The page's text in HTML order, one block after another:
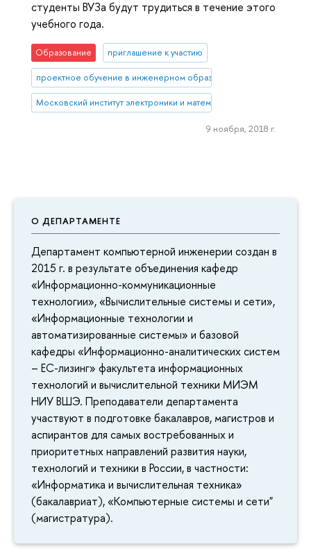
О ДЕПАРТАМЕНТЕ
Департамент компьютерной инженерии создан в
2015 г. в результате объединения кафедр
«Информационно-коммуникационные
технологии», «Вычислительные системы и сети»,
«Информационные технологии и
автоматизированные системы» и базовой
кафедры «Информационно-аналитических систем
– ЕС-лизинг» факультета информационных
технологий и вычислительной техники МИЭМ
НИУ ВШЭ. Преподаватели департамента
участвуют в подготовке бакалавров, магистров и
аспирантов для самых востребованных и
приоритетных направлений развития науки,
технологий и техники в России, в частности:
«Информатика и вычислительная техника»
(бакалавриат), «Компьютерные системы и сети"
(магистратура).
студенты ВУЗа будут трудиться в течение этого
учебного года.
Образование приглашение к участию
проектное обучение в инженерном образовании
Московский институт электроники и математики им. А.Н. Тихонова
9 ноября, 2018 г.